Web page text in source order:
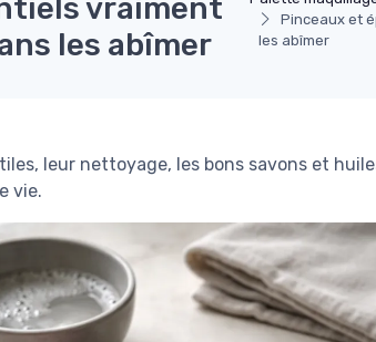
Pinceaux et
les abîmer
vraiment
les abîmer
leur nettoyage, les bons savons et
vie.